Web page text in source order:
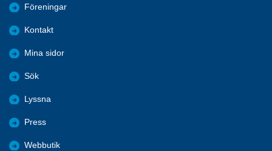
Föreningar
Kontakt
Mina sidor
Sök
Lyssna
Press
Webbutik